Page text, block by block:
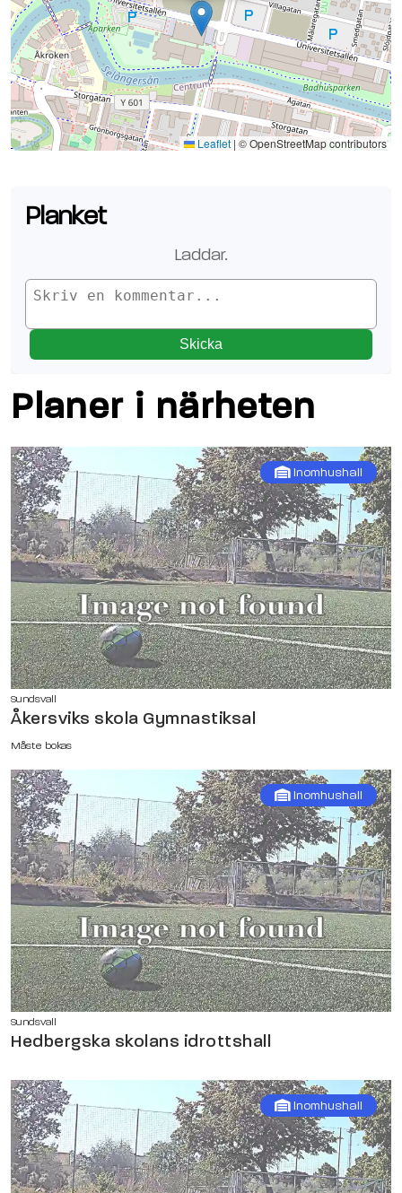
Leaflet | © OpenStreetMap contributors
Se planen på Google Maps
Planket
Laddar.
Skicka
Planer i närheten
Inomhushall
Sundsvall
Åkersviks skola Gymnastiksal
Måste bokas
Inomhushall
Sundsvall
Hedbergska skolans idrottshall
Inomhushall